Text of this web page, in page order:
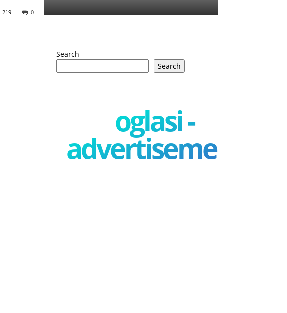
0
219
Search
Search
oglasi -
advertisement